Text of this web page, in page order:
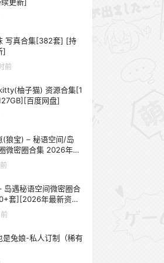
写真合集[382套] [持
]
前
柚子猫) 资源合集[1
百度网盘]
(狼宝) – 秘语空间/岛
微密圈合集 2026年抖
更新中
岛遇秘语空间微密圈合
套][2026年最新资源
]
是兔娘-私人订制（稀有